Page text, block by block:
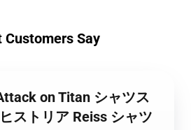
Customers Say
on Titan シャツス
ストリア Reiss シャツ